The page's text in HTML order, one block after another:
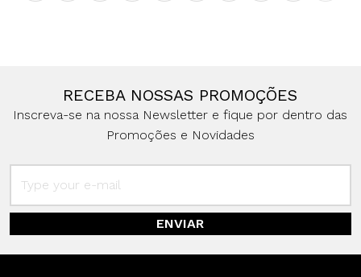
RECEBA NOSSAS PROMOÇÕES
Inscreva-se na nossa Newsletter e fique por dentro das
Promoções e Novidades
ENVIAR